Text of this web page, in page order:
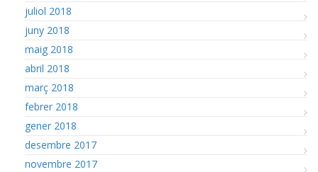
juliol 2018
juny 2018
maig 2018
abril 2018
març 2018
febrer 2018
gener 2018
desembre 2017
novembre 2017